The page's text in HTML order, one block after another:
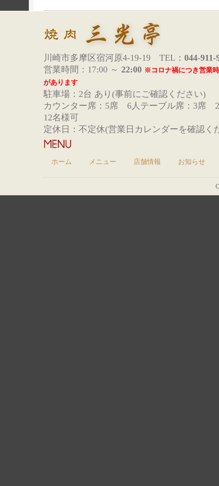
川崎市多摩区宿河原4-19-19 TEL： 044-911-
営業時間：17:00 ～ 22:00 ※コロナ禍につき営業
があります
駐車場：2台 あり(事前にご確認ください)
カウンター席：5席 6人テーブル席：3席
12名様可
定休日：不定休(営業日カレンダーを確認く
ホーム メニュー 店舗情報 お知らせ